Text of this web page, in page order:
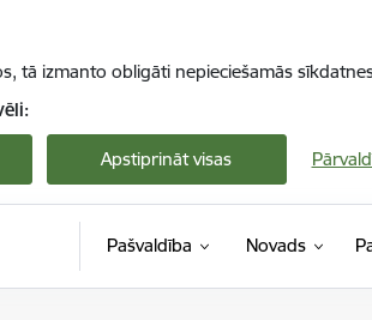
tā izmanto obligāti nepieciešamās
Apstiprināt visas
Pašvaldība Novads